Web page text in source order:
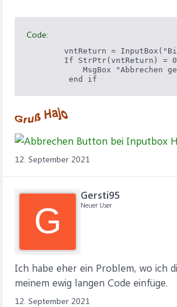
Code:
vntReturn =
If StrPtr(vntReturn) =
MsgBox "Abbrechen
12. September 2021
G
Gersti95
Neuer User
Ich habe eher ein Problem, wo ich
meinem ewig langen Code einfüge.
12. September 2021